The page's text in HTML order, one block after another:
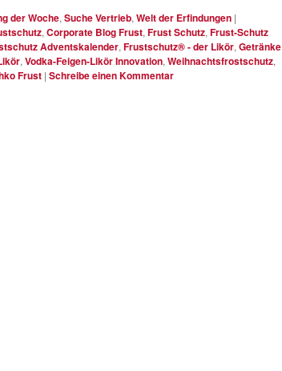
der Woche, Suche Vertrieb, Welt der Erfindungen |
, Corporate Blog Frust, Frust Schutz, Frust-Schutz
Adventskalender, Frustschutz® - der Likör, Getränke
, Vodka-Feigen-Likör Innovation, Weihnachtsfrostschutz,
Frust | Schreibe einen Kommentar